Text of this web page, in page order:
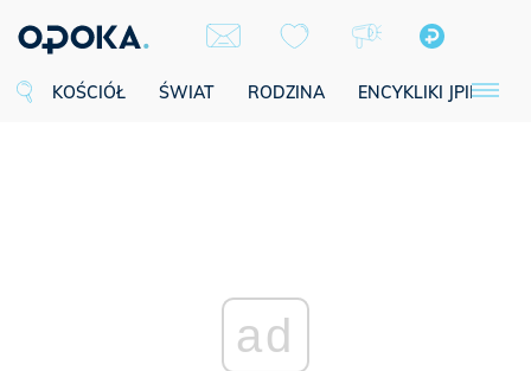
KOŚCIÓŁ ŚWIAT RODZINA ENCYKLIKI JPII
ad